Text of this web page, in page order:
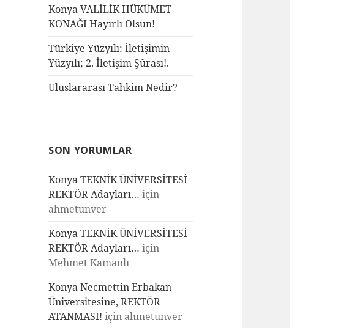
Konya VALİLİK HÜKÜMET
KONAĞI Hayırlı Olsun!
Türkiye Yüzyılı: İletişimin
Yüzyılı; 2. İletişim Şûrası!.
Uluslararası Tahkim Nedir?
SON YORUMLAR
Konya TEKNİK ÜNİVERSİTESİ
REKTÖR Adayları… için
ahmetunver
Konya TEKNİK ÜNİVERSİTESİ
REKTÖR Adayları… için
Mehmet Kamanlı
Konya Necmettin Erbakan
Üniversitesine, REKTÖR
ATANMASI! için ahmetunver